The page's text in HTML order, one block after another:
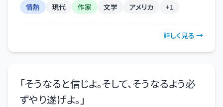
情熱 現代 作家 文学 アメリカ +1
詳しく見る →
「そうなると信じよ。そして、そうなるよう必
ずやり遂げよ。 」